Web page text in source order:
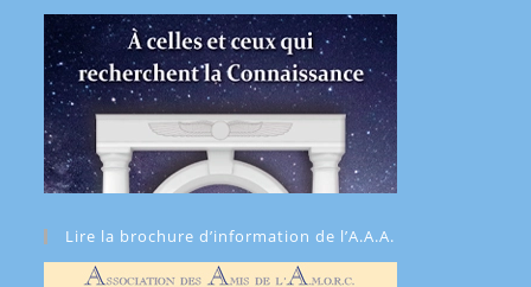
Lire la brochure d’information de l’A.A.A.